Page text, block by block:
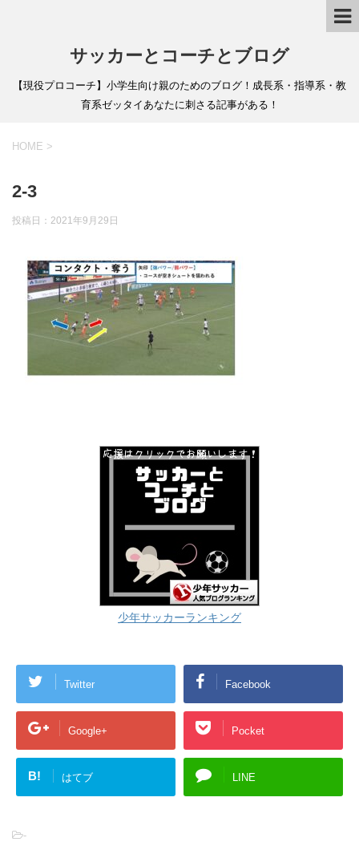
サッカーとコーチとブログ
【現役プロコーチ】小学生向け親のためのブログ！成長系・指導系・教
育系ゼッタイあなたに刺さる記事がある！
HOME >
2-3
投稿日： 2021年9月29日
少年サッカーランキング
Twitter Facebook
Google+ Pocket
B! はてブ LINE
-